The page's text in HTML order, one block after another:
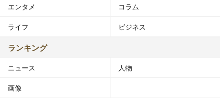
エンタメ コラム
ライフ ビジネス
ランキング
ニュース 人物
画像